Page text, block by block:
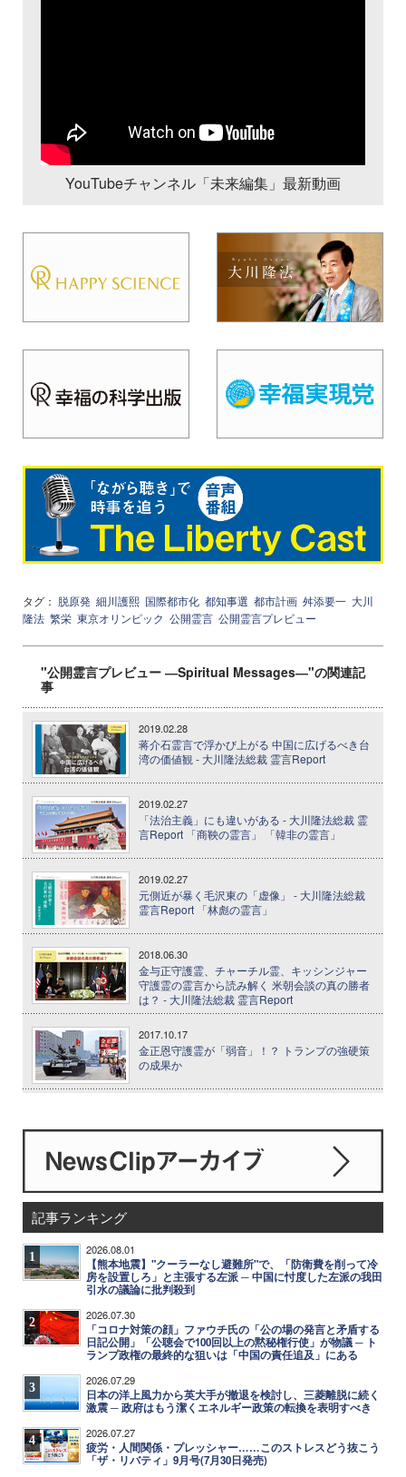
YouTubeチャンネル「未来編集」最新動画
タグ： 脱原発 細川護熙 国際都市化 都知事選 都市計画 舛添要一 大川
隆法 繁栄 東京オリンピック 公開霊言 公開霊言プレビュー
"公開霊言プレビュー ―Spiritual Messages―"の関連記
事
2019.02.28
蒋介石霊言で浮かび上がる 中国に広げるべき台
湾の価値観 - 大川隆法総裁 霊言Report
2019.02.27
「法治主義」にも違いがある - 大川隆法総裁 霊
言Report 「商鞅の霊言」 「韓非の霊言」
2019.02.27
元側近が暴く毛沢東の「虚像」 - 大川隆法総裁
霊言Report 「林彪の霊言」
2018.06.30
金与正守護霊、チャーチル霊、キッシンジャー
守護霊の霊言から読み解く 米朝会談の真の勝者
は？ - 大川隆法総裁 霊言Report
2017.10.17
金正恩守護霊が「弱音」！？ トランプの強硬策
の成果か
記事ランキング
1 2026.08.01
【熊本地震】"クーラーなし避難所"で、「防衛費を削って冷
房を設置しろ」と主張する左派 ─ 中国に忖度した左派の我田
引水の議論に批判殺到
2 2026.07.30
「コロナ対策の顔」ファウチ氏の「公の場の発言と矛盾する
日記公開」「公聴会で100回以上の黙秘権行使」が物議 ─ ト
ランプ政権の最終的な狙いは「中国の責任追及」にある
3 2026.07.29
日本の洋上風力から英大手が撤退を検討し、三菱離脱に続く
激震 ─ 政府はもう潔くエネルギー政策の転換を表明すべき
4 2026.07.27
疲労・人間関係・プレッシャー……このストレスどう抜こう
「ザ・リバティ」9月号(7月30日発売)